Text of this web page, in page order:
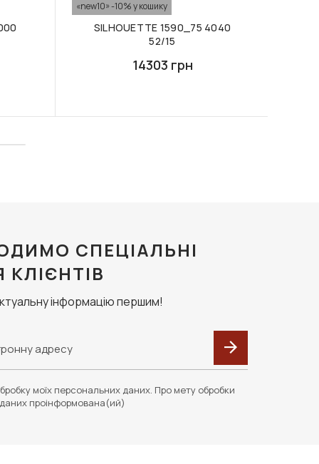
«new10» -10% у кошику
SILHOUETTE 1590_75 4040
52/15
14303 грн
СПЕЦІАЛЬНІ
КЛІЄНТІВ
інформацію першим!
моїх персональних даних. Про мету обробки
проінформована(ий)